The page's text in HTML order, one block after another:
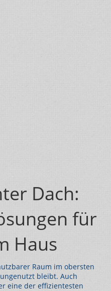
Dach:
für
Haus
Raum im obersten
ungenutzt bleibt. Auch
eine der effizientesten